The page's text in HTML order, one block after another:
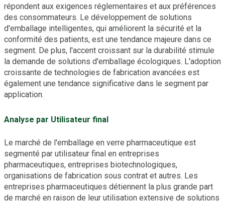
répondent aux exigences réglementaires et aux préférences
des consommateurs. Le développement de solutions
d'emballage intelligentes, qui améliorent la sécurité et la
conformité des patients, est une tendance majeure dans ce
segment. De plus, l'accent croissant sur la durabilité stimule
la demande de solutions d'emballage écologiques. L'adoption
croissante de technologies de fabrication avancées est
également une tendance significative dans le segment par
application.
Analyse par Utilisateur final
Le marché de l'emballage en verre pharmaceutique est
segmenté par utilisateur final en entreprises
pharmaceutiques, entreprises biotechnologiques,
organisations de fabrication sous contrat et autres. Les
entreprises pharmaceutiques détiennent la plus grande part
de marché en raison de leur utilisation extensive de solutions